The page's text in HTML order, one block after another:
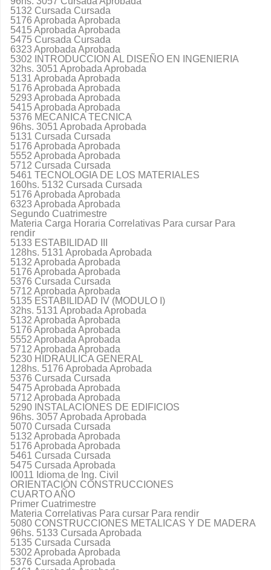
5132 Cursada Cursada
5176 Aprobada Aprobada
5415 Aprobada Aprobada
5475 Cursada Cursada
6323 Aprobada Aprobada
5302 INTRODUCCION AL DISEÑO EN INGENIERIA
32hs. 3051 Aprobada Aprobada
5131 Aprobada Aprobada
5176 Aprobada Aprobada
5293 Aprobada Aprobada
5415 Aprobada Aprobada
5376 MECANICA TECNICA
96hs. 3051 Aprobada Aprobada
5131 Cursada Cursada
5176 Aprobada Aprobada
5552 Aprobada Aprobada
5712 Cursada Cursada
5461 TECNOLOGIA DE LOS MATERIALES
160hs. 5132 Cursada Cursada
5176 Aprobada Aprobada
6323 Aprobada Aprobada
Segundo Cuatrimestre
Materia Carga Horaria Correlativas Para cursar Para
rendir
5133 ESTABILIDAD III
128hs. 5131 Aprobada Aprobada
5132 Aprobada Aprobada
5176 Aprobada Aprobada
5376 Cursada Cursada
5712 Aprobada Aprobada
5135 ESTABILIDAD IV (MODULO I)
32hs. 5131 Aprobada Aprobada
5132 Aprobada Aprobada
5176 Aprobada Aprobada
5552 Aprobada Aprobada
5712 Aprobada Aprobada
5230 HIDRAULICA GENERAL
128hs. 5176 Aprobada Aprobada
5376 Cursada Cursada
5475 Aprobada Aprobada
5712 Aprobada Aprobada
5290 INSTALACIONES DE EDIFICIOS
96hs. 3057 Aprobada Aprobada
5070 Cursada Cursada
5132 Aprobada Aprobada
5176 Aprobada Aprobada
5461 Cursada Cursada
5475 Cursada Aprobada
I0011 Idioma de Ing. Civil
ORIENTACIÓN CONSTRUCCIONES
CUARTO AÑO
Primer Cuatrimestre
Materia Correlativas Para cursar Para rendir
5080 CONSTRUCCIONES METALICAS Y DE MADERA
96hs. 5133 Cursada Aprobada
5135 Cursada Cursada
5302 Aprobada Aprobada
5376 Cursada Aprobada